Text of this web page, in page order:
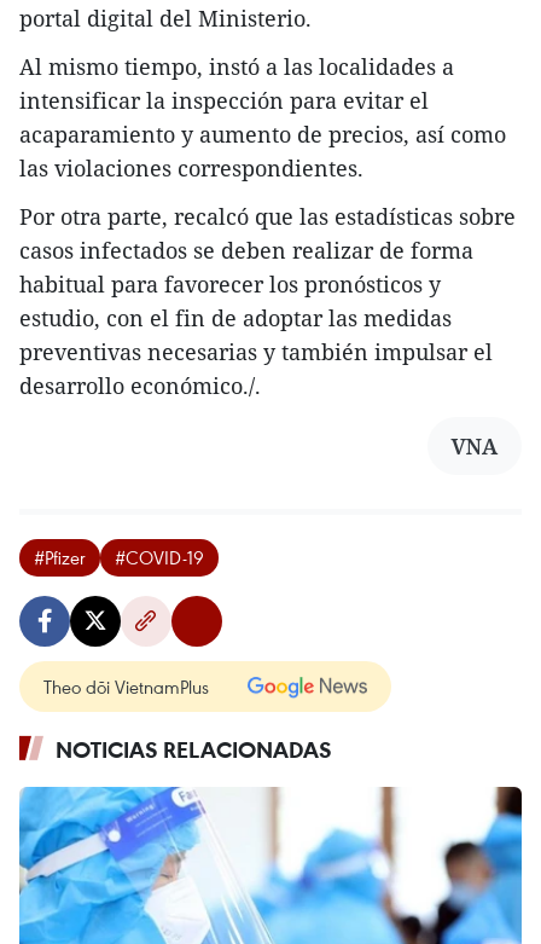
portal digital del Ministerio.
Al mismo tiempo, instó a las localidades a
intensificar la inspección para evitar el
acaparamiento y aumento de precios, así como
las violaciones correspondientes.
Por otra parte, recalcó que las estadísticas sobre
casos infectados se deben realizar de forma
habitual para favorecer los pronósticos y
estudio, con el fin de adoptar las medidas
preventivas necesarias y también impulsar el
desarrollo económico./.
VNA
#Pfizer #COVID-19
Theo dõi VietnamPlus
NOTICIAS RELACIONADAS